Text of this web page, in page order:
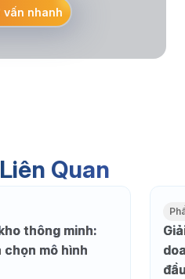
vấn nhanh
Quan
thông minh:
chọn mô hình